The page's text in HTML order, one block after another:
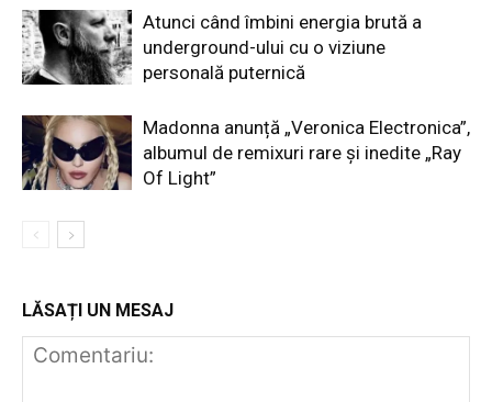
Atunci când îmbini energia brută a
underground-ului cu o viziune
personală puternică
Madonna anunță „Veronica Electronica”,
albumul de remixuri rare și inedite „Ray
Of Light”
LĂSAȚI UN MESAJ